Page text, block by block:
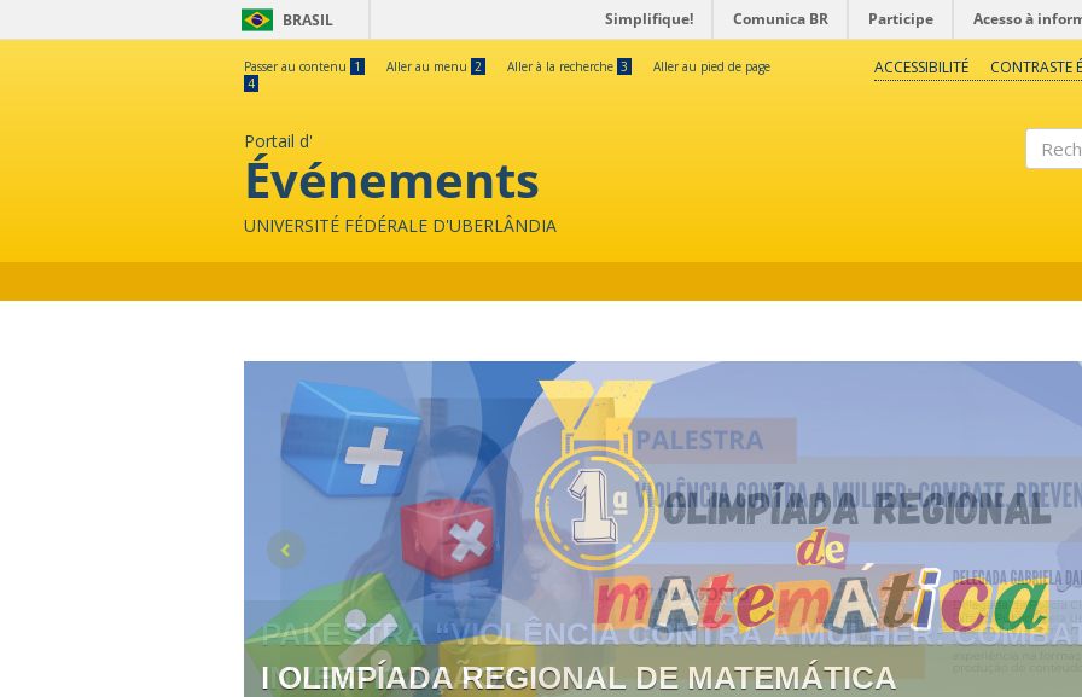
BRASIL Simplifique! Comunica BR Participe Acesso à
Passer au contenu 1 Aller au menu 2 Aller à la recherche 3
Aller au pied de page
4
ACCESSIBILITÉ CONTRASTE
Portail d'
Événements
UNIVERSITÉ FÉDÉRALE D'UBERLÂNDIA
I OLIMPÍADA REGIONAL DE MATEMÁTICA